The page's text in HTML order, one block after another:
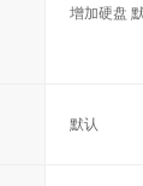
增加硬盘
默认